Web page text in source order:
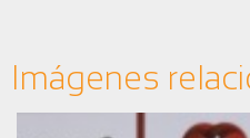
Imágenes